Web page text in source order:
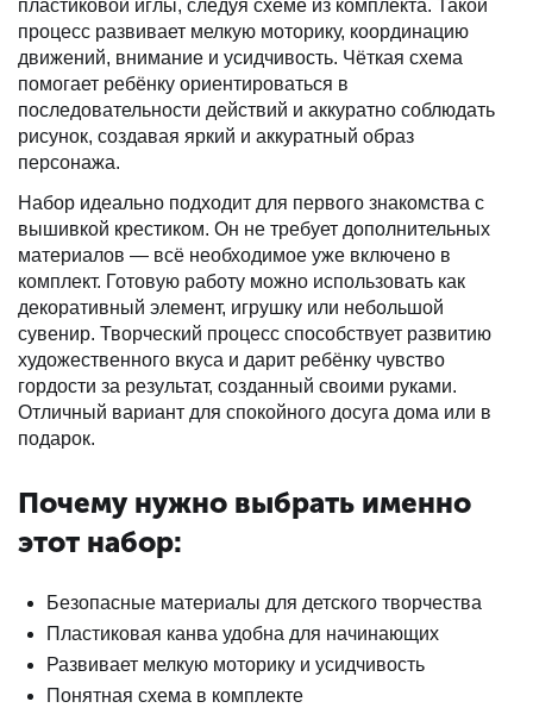
пластиковой иглы, следуя схеме из комплекта. Такой
процесс развивает мелкую моторику, координацию
движений, внимание и усидчивость. Чёткая схема
помогает ребёнку ориентироваться в
последовательности действий и аккуратно соблюдать
рисунок, создавая яркий и аккуратный образ
персонажа.
Набор идеально подходит для первого знакомства с
вышивкой крестиком. Он не требует дополнительных
материалов — всё необходимое уже включено в
комплект. Готовую работу можно использовать как
декоративный элемент, игрушку или небольшой
сувенир. Творческий процесс способствует развитию
художественного вкуса и дарит ребёнку чувство
гордости за результат, созданный своими руками.
Отличный вариант для спокойного досуга дома или в
подарок.
Почему нужно выбрать именно
этот набор:
Безопасные материалы для детского творчества
Пластиковая канва удобна для начинающих
Развивает мелкую моторику и усидчивость
Понятная схема в комплекте